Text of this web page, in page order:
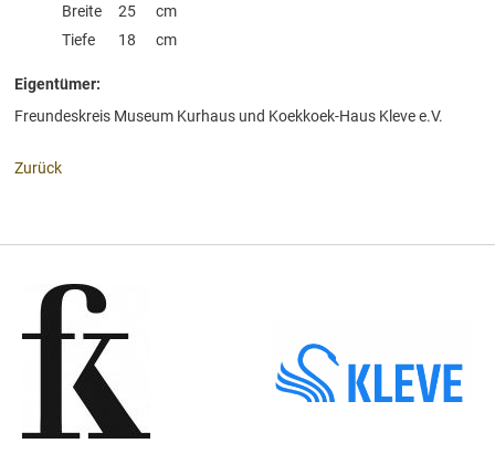
Breite
Tiefe
25
18
cm
cm
Eigentümer:
Freundeskreis Museum Kurhaus und Koekkoek-Haus Kleve e.V.
Zurück